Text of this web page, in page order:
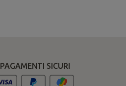
PAGAMENTI SICURI